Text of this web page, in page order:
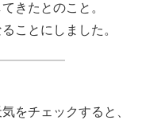
きたとのこと。
ことにしました。
をチェックすると、